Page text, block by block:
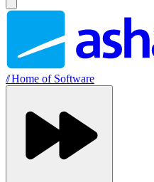
//Home of Software